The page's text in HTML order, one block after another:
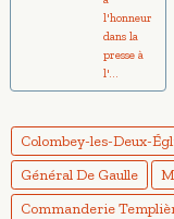
l'honneur
dans la
presse à
l'...
Colombey-les-Deux-
Général De Gaulle
Commanderie